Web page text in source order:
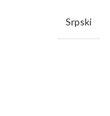
Srpski